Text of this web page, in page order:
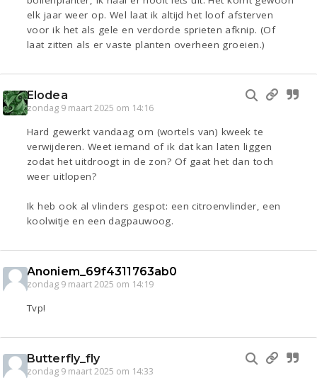
elk jaar weer op. Wel laat ik altijd het loof afsterven
voor ik het als gele en verdorde sprieten afknip. (Of
laat zitten als er vaste planten overheen groeien.)
Elodea
zondag 9 maart 2025 om 14:16
Hard gewerkt vandaag om (wortels van) kweek te
verwijderen. Weet iemand of ik dat kan laten liggen
zodat het uitdroogt in de zon? Of gaat het dan toch
weer uitlopen?
Ik heb ook al vlinders gespot: een citroenvlinder, een
koolwitje en een dagpauwoog.
Anoniem_69f4311763ab0
zondag 9 maart 2025 om 14:19
Tvp!
Butterfly_fly
zondag 9 maart 2025 om 14:33